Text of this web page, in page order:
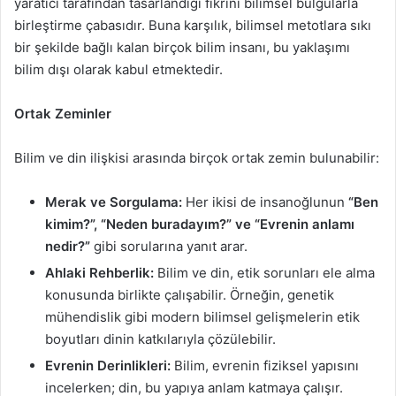
birleştirme çabasıdır. Buna karşılık, bilimsel metotlara sıkı
bir şekilde bağlı kalan birçok bilim insanı, bu yaklaşımı
bilim dışı olarak kabul etmektedir.
Ortak Zeminler
Bilim ve din ilişkisi arasında birçok ortak zemin bulunabilir:
Merak ve Sorgulama: Her ikisi de insanoğlunun “Ben
kimim?”, “Neden buradayım?” ve “Evrenin anlamı
nedir?” gibi sorularına yanıt arar.
Ahlaki Rehberlik: Bilim ve din, etik sorunları ele alma
konusunda birlikte çalışabilir. Örneğin, genetik
mühendislik gibi modern bilimsel gelişmelerin etik
boyutları dinin katkılarıyla çözülebilir.
Evrenin Derinlikleri: Bilim, evrenin fiziksel yapısını
incelerken; din, bu yapıya anlam katmaya çalışır.